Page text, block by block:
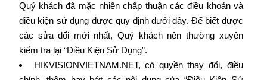
Quý khách đã mặc nhiên chấp thuận các điều khoản và
điều kiện sử dụng được quy định dưới đây. Để biết được
các sửa đổi mới nhất, Quý khách nên thường xuyên
kiểm tra lại “Điều Kiện Sử Dụng”.
HIKVISIONVIETNAM.NET, có quyền thay đổi, điều